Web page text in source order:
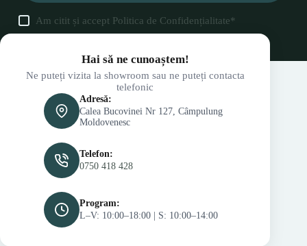
Am citit și accept Politica de Confidențialitate*
Hai să ne cunoaștem!
Ne puteți vizita la showroom sau ne puteți contacta
telefonic
Adresă:
Calea Bucovinei Nr 127, Câmpulung
Moldovenesc
Telefon:
0750 418 428
Program:
L–V: 10:00–18:00 | S: 10:00–14:00